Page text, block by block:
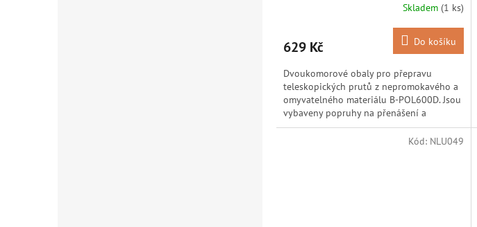
Skladem (1 ks)
629 Kč Do košíku
Dvoukomorové obaly pro přepravu
teleskopických prutů z nepromokavého a
omyvatelného materiálu B-POL600D. Jsou
vybaveny popruhy na přenášení a
praktickými bočními kapsami....
Kód: NLU049